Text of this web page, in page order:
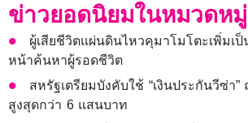
ข่าวยอดนิยมในหมวดหมู่
ผู้เสียชีวิตแผ่นดินไหวคุมาโมโตะเพิ่มเ
หน้าค้นหาผู้รอดชีวิต
สหรัฐเตรียมบังคับใช้ “เงินประกันวีซ่า”
สูงสุดกว่า 6 แสนบาท